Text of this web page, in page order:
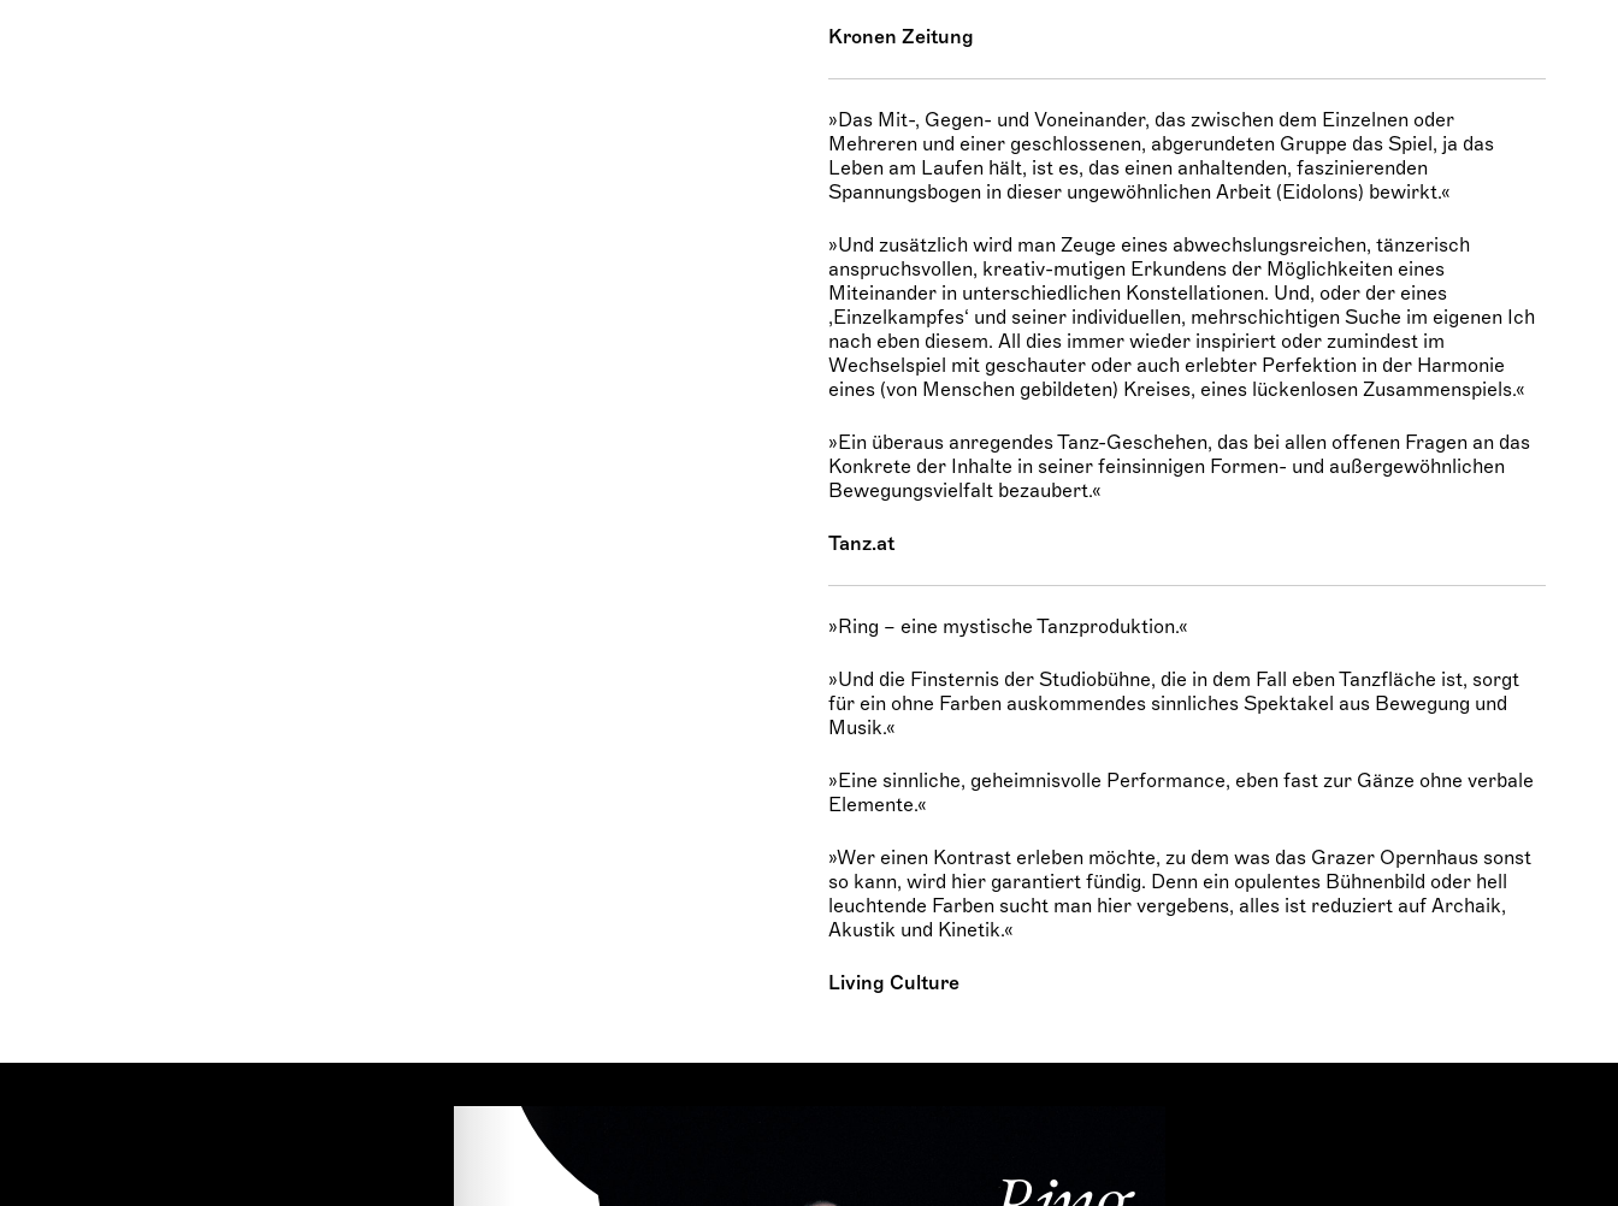
Kronen Zeitung
»Das Mit-, Gegen- und Voneinander, das zwischen dem Einzelnen oder
Mehreren und einer geschlossenen, abgerundeten Gruppe das Spiel, ja das
Leben am Laufen hält, ist es, das einen anhaltenden, faszinierenden
Spannungsbogen in dieser ungewöhnlichen Arbeit (Eidolons) bewirkt.«
»Und zusätzlich wird man Zeuge eines abwechslungsreichen, tänzerisch
anspruchsvollen, kreativ-mutigen Erkundens der Möglichkeiten eines
Miteinander in unterschiedlichen Konstellationen. Und, oder der eines
‚Einzelkampfes‘ und seiner individuellen, mehrschichtigen Suche im eigenen Ich
nach eben diesem. All dies immer wieder inspiriert oder zumindest im
Wechselspiel mit geschauter oder auch erlebter Perfektion in der Harmonie
eines (von Menschen gebildeten) Kreises, eines lückenlosen Zusammenspiels.«
»Ein überaus anregendes Tanz-Geschehen, das bei allen offenen Fragen an das
Konkrete der Inhalte in seiner feinsinnigen Formen- und außergewöhnlichen
Bewegungsvielfalt bezaubert.«
Tanz.at
»Ring – eine mystische Tanzproduktion.«
»Und die Finsternis der Studiobühne, die in dem Fall eben Tanzfläche ist, sorgt
für ein ohne Farben auskommendes sinnliches Spektakel aus Bewegung und
Musik.«
»Eine sinnliche, geheimnisvolle Performance, eben fast zur Gänze ohne verbale
Elemente.«
»Wer einen Kontrast erleben möchte, zu dem was das Grazer Opernhaus sonst
so kann, wird hier garantiert fündig. Denn ein opulentes Bühnenbild oder hell
leuchtende Farben sucht man hier vergebens, alles ist reduziert auf Archaik,
Akustik und Kinetik.«
Living Culture